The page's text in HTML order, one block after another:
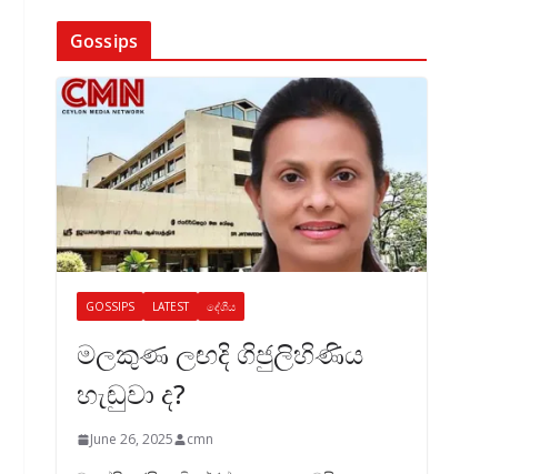
Gossips
GOSSIPS LATEST දේශීය
මලකුණ ලඟදි ගිජුලිහිණිය
හැඬුවා ද?
June 26, 2025 cmn